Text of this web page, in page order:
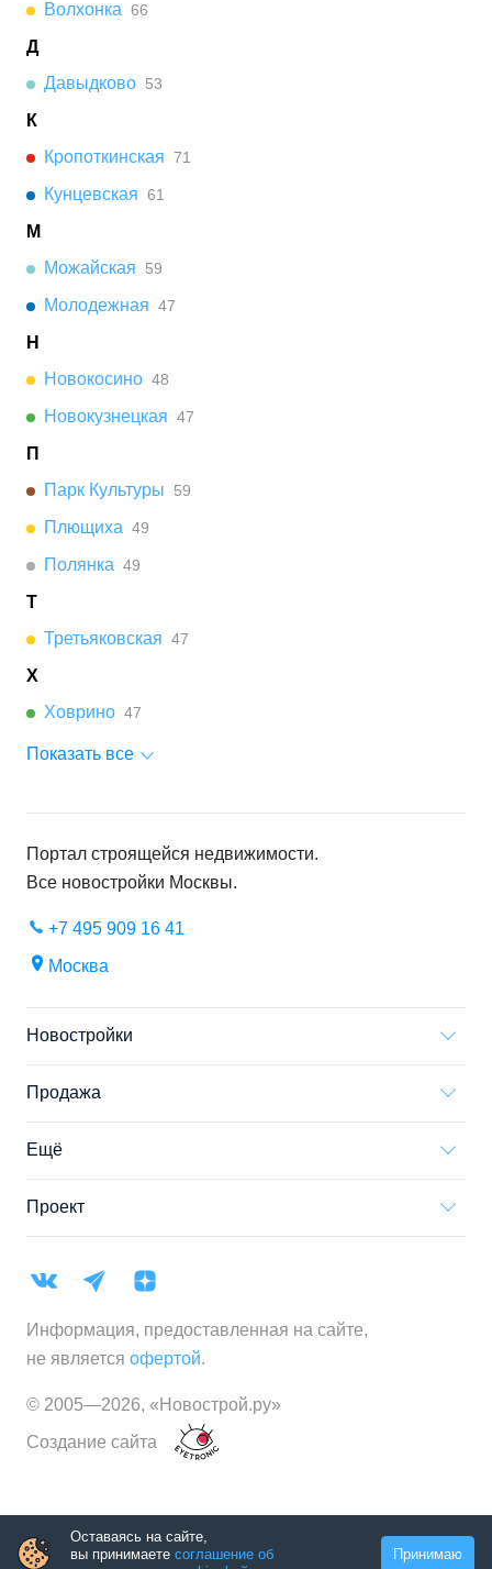
Волхонка 66
Д
Давыдково 53
К
Кропоткинская 71
Кунцевская 61
М
Можайская
59
Молодежная 47
Н
Новокосино 48
Новокузнецкая 47
П
Парк Культуры
59
Плющиха 49
Полянка 49
Т
Третьяковская 47
Х
Ховрино 47
Показать все
Портал строящейся недвижимости.
Все новостройки Москвы.
+7 495 909 16 41
Москва
Новостройки
Продажа
Ещё
Проект
Информация, предоставленная на сайте,
не является офертой.
© 2005—2026, «Новострой.ру»
Создание сайта
Оставаясь на сайте,
вы принимаете соглашение об
Принимаю